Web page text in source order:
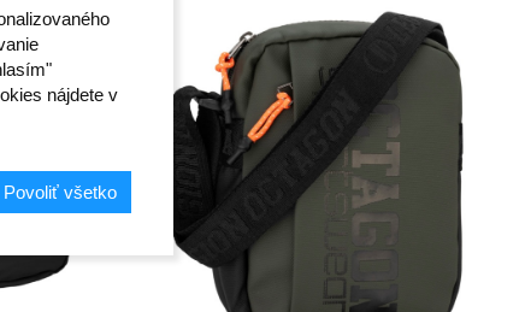
nájdete v
Povoliť všetko